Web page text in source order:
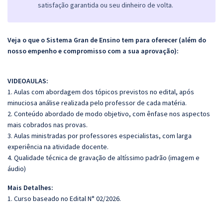
satisfação garantida ou seu dinheiro de volta.
Veja o que o Sistema Gran de Ensino tem para oferecer (além do
nosso empenho e compromisso com a sua aprovação):
VIDEOAULAS:
1. Aulas com abordagem dos tópicos previstos no edital, após
minuciosa análise realizada pelo professor de cada matéria.
2. Conteúdo abordado de modo objetivo, com ênfase nos aspectos
mais cobrados nas provas.
3. Aulas ministradas por professores especialistas, com larga
experiência na atividade docente.
4. Qualidade técnica de gravação de altíssimo padrão (imagem e
áudio)
Mais Detalhes:
1. Curso baseado no Edital N° 02/2026.